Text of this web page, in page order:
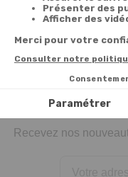
dès 30€ d’achats -
Recevez nos